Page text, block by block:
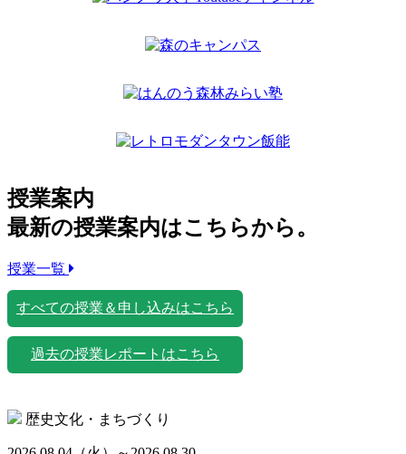
授業案内
最新の授業案内はこちらから。
授業一覧
すべての授業＆申し込みはこちら
過去の授業レポートはこちら
歴史文化・まちづくり